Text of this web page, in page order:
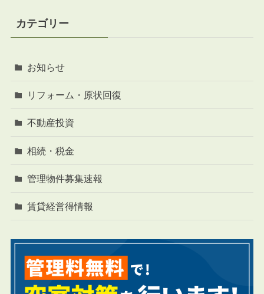
カテゴリー
お知らせ
リフォーム・原状回復
不動産投資
相続・税金
管理物件募集速報
賃貸経営得情報